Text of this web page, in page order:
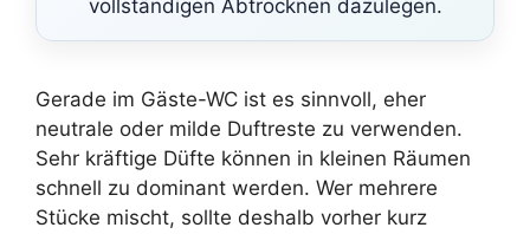
vollständigen Abtrocknen dazulegen.
Gerade im Gäste-WC ist es sinnvoll, eher
neutrale oder milde Duftreste zu verwenden.
Sehr kräftige Düfte können in kleinen Räumen
schnell zu dominant werden. Wer mehrere
Stücke mischt, sollte deshalb vorher kurz